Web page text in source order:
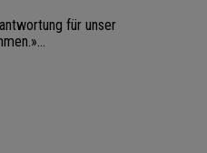
für unser